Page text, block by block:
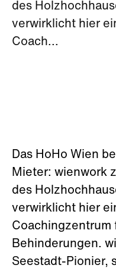
des
verwirklicht hier
Coach...
Das HoHo Wien
Mieter: wienwork
des
verwirklicht hier
Coachingzentrum
Behinderungen.
Seestadt-Pionier,